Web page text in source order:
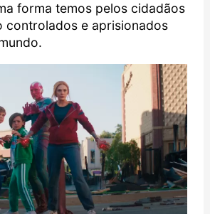
forma temos pelos cidadãos
controlados e aprisionados